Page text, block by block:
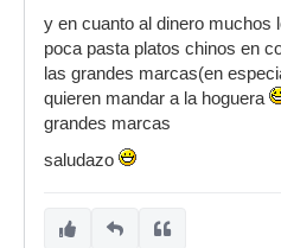
y en cuanto al dinero muchos
poca pasta platos chinos en
las grandes marcas(en
quieren mandar a la hoguera
grandes marcas
saludazo